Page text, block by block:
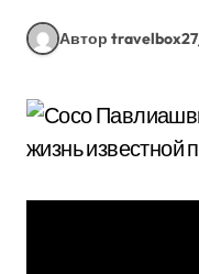
Автор travelbox27_